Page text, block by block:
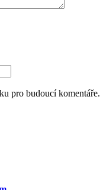
pro budoucí komentáře.